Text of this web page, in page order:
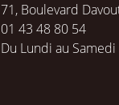
71, Boulevard
01 43 48 80 54
Du Lundi au